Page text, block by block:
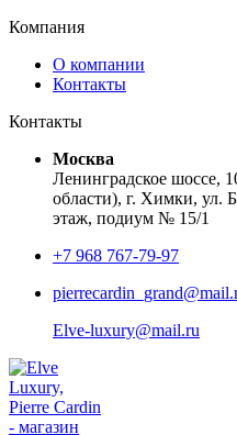
Компания
О компании
Контакты
Контакты
Москва
Ленинградское шоссе,
области), г. Химки, ул.
этаж, подиум № 15/1
+7 968 767-79-97
Elve-luxury@mail.ru